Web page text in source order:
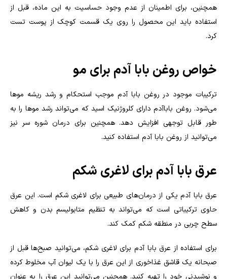
همچنین، برای اطمینان از عدم وجود حساسیت به این ماده، قبل از
استفاده باید این محصول را روی یک قسمت کوچک از پوست تست
کرد.
خواص روغن بابا آدم برای مو
ترکیبات موجود در روغن بابا آدم موجب استحکام و رشد ریشه مو‌ها
می‌شود. روغن باباآدم دارای کلروژنیک اسید که می‌تواند رشد مو‌ها را به
طور قابل توجهی افزایش دهد. همچنین برای درمان شوره سر نیز
می‌توانید از روغن بابا آدم استفاده کنید.
عرق بابا آدم برای لاغری شکم
عرق بابا آدم یکی از درمان‌های طبیعی برای لاغری شکم است. این عرق
حاوی ترکیباتی است که می‌تواند به تنظیم متابولیسم بدن و کاهش
سطح چربی در منطقه شکم کمک کند.
برای استفاده از عرق بابا آدم برای لاغری شکم، می‌توانید صبح‌ها قبل از
صبحانه یک قاشق غذاخوری از این عرق را با یک لیوان آب مخلوط کرده
و نوشیدنی خود را تهیه کنید. همچنین می‌توانید این عرق را به عنوان